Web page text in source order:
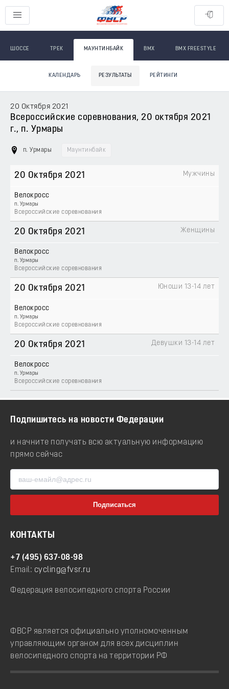
ШОССЕ ТРЕК МАУНТИНБАЙК BMX BMX FREESTYLE
КАЛЕНДАРЬ РЕЗУЛЬТАТЫ РЕЙТИНГИ
20 Октября 2021
Всероссийские соревнования, 20 октября 2021
г., п. Урмары
п. Урмары Маунтинбайк
20 Октября 2021
Велокросс
п. Урмары
Всероссийские соревнования
Мужчины
20 Октября 2021
Велокросс
п. Урмары
Всероссийские соревнования
Женщины
20 Октября 2021
Велокросс
п. Урмары
Всероссийские соревнования
Юноши 13-14 лет
20 Октября 2021
Велокросс
п. Урмары
Всероссийские соревнования
Девушки 13-14 лет
Подпишитесь на новости Федерации
и начните получать всю актуальную информацию
прямо сейчас
КОНТАКТЫ
+7 (495) 637-08-98
Email: cycling@fvsr.ru
Федерация велосипедного спорта России
ФВСР является официально уполномоченным
управляющим органом для всех дисциплин
велосипедного спорта на территории РФ